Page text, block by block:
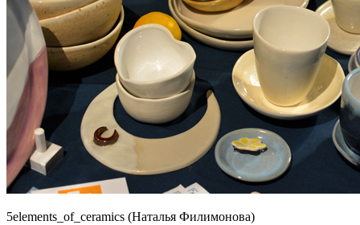
5elements_of_ceramics (Наталья Филимонова)